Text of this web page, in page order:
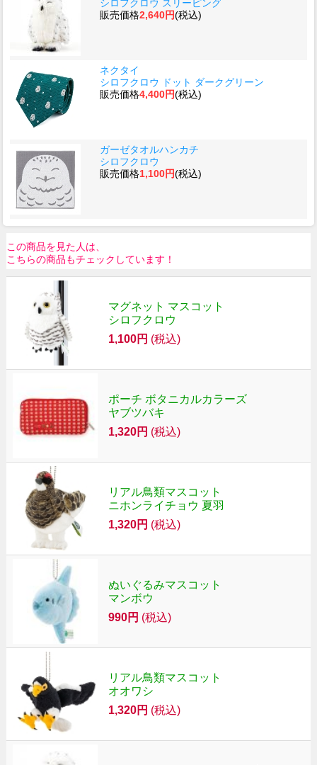
シロフクロウ スリーピング
販売価格2,640円(税込)
ネクタイ
シロフクロウ ドット ダークグリーン
販売価格4,400円(税込)
ガーゼタオルハンカチ
シロフクロウ
販売価格1,100円(税込)
この商品を見た人は、
こちらの商品もチェックしています！
マグネット マスコット
シロフクロウ
1,100円 (税込)
ポーチ ボタニカルカラーズ
ヤブツバキ
1,320円 (税込)
リアル鳥類マスコット
ニホンライチョウ 夏羽
1,320円 (税込)
ぬいぐるみマスコット
マンボウ
990円 (税込)
リアル鳥類マスコット
オオワシ
1,320円 (税込)